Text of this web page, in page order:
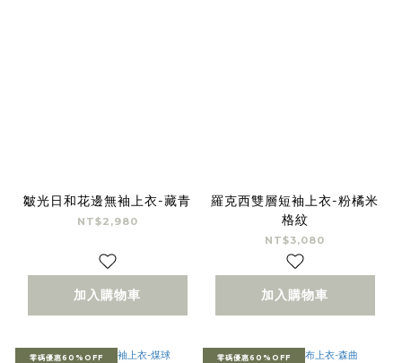
皺光日和花邊無袖上衣-藏青
NT$2,980
加入購物車
羅克西雙層短袖上衣-粉橘米
格紋
NT$3,080
加入購物車
零碼優惠60%OFF 零碼優惠60%OFF